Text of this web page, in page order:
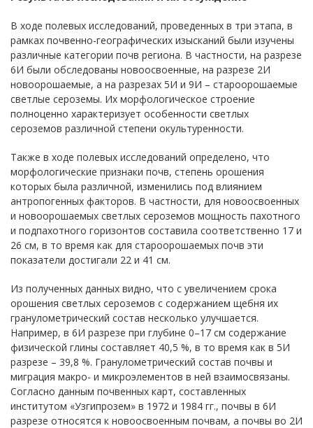
В ходе полевых исследований, проведенных в три этапа, в
рамках почвенно-географических изысканий были изучены
различные категории почв региона. В частности, на разрезе
6И были обследованы новоосвоенные, на разрезе 2И
новоорошаемые, а на разрезах 5И и 9И – староорошаемые
светлые сероземы. Их морфологическое строение
полноценно характеризует особенности светлых
сероземов различной степени окультуренности.
Также в ходе полевых исследований определено, что
морфологические признаки почв, степень орошения
которых была различной, изменились под влиянием
антропогенных факторов. В частности, для новоосвоенных
и новоорошаемых светлых сероземов мощность пахотного
и подпахотного горизонтов составила соответственно 17 и
26 см, в то время как для староорошаемых почв эти
показатели достигали 22 и 41 см.
Из полученных данных видно, что с увеличением срока
орошения светлых сероземов с содержанием щебня их
гранулометрический состав несколько улучшается.
Например, в 6И разрезе при глубине 0–17 см содержание
физической глины составляет 40,5 %, в то время как в 5И
разрезе – 39,8 %. Гранулометрический состав почвы и
миграция макро- и микроэлементов в ней взаимосвязаны.
Согласно данным почвенных карт, составленных
институтом «Узгипрозем» в 1972 и 1984 гг., почвы в 6И
разрезе относятся к новоосвоенным почвам, а почвы во 2И